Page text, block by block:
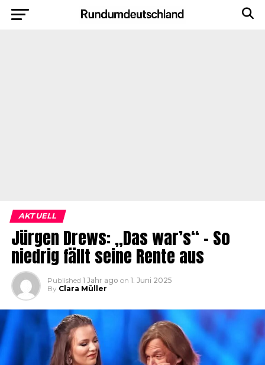
AKTUELL
Jürgen Drews: „Das war’s“ – So
niedrig fällt seine Rente aus
Published 1 Jahr ago on 1. Juni 2025
By Clara Müller